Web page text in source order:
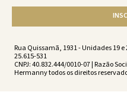
Rua Quissamã, 1931 - Unidades 19 e
25.615-531
CNPJ: 40.832.444/0010-07 | Razão
Hermanny todos os direitos